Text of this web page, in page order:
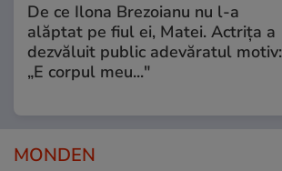
De ce Ilona Brezoianu nu l-a
alăptat pe fiul ei, Matei. Actrița a
dezvăluit public adevăratul motiv:
„E corpul meu..."
MONDEN